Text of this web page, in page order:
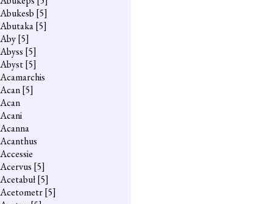
Abukesb [5]
Abutaka[5]
Aby[5]
Abyss [5]
Abyst[5]
Acamarchis
Acan[5]
Acan
Acani
Acanna
Acanthus
Accessie
Acervus [5]
Acetabuł[5]
Acetometr[5]